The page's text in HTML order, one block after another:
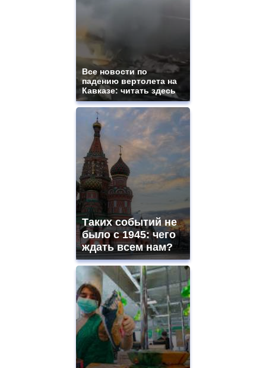
Все новости по
падению вертолета на
Кавказе: читать здесь
Таких событий не
было с 1945: чего
ждать всем нам?